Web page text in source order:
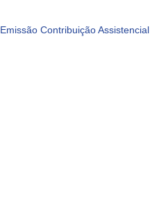
Emissão Contribuição Assistencial